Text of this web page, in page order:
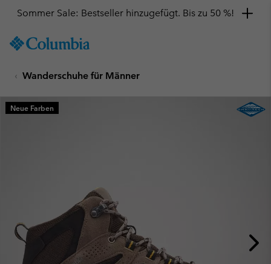
TO
SKIP
MAIN
NAV
Sommer Sale: Bestseller hinzugefügt. Bis zu 50 %!
Wanderschuhe für Männer
Neue Farben